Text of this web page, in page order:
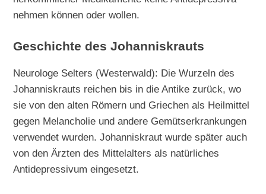
nehmen können oder wollen.
Geschichte des Johanniskrauts
Neurologe Selters (Westerwald): Die Wurzeln des
Johanniskrauts reichen bis in die Antike zurück, wo
sie von den alten Römern und Griechen als Heilmittel
gegen Melancholie und andere Gemütserkrankungen
verwendet wurden. Johanniskraut wurde später auch
von den Ärzten des Mittelalters als natürliches
Antidepressivum eingesetzt.